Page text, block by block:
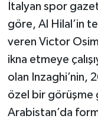
İtalyan spor
göre, Al Hilal’in
veren Victor
ikna etmeye
olan Inzaghi’nin,
özel bir görüşme
Arabistan’da